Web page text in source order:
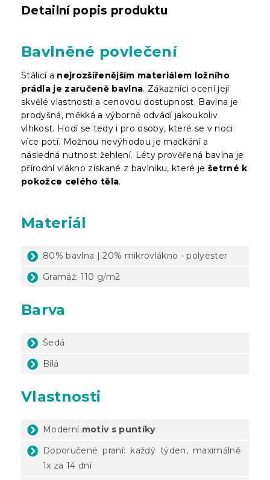
Detailní popis produktu
Bavlněné povlečení
Stálicí a nejrozšířenějším materiálem ložního
prádla je zaručeně bavlna. Zákazníci ocení její
skvělé vlastnosti a cenovou dostupnost. Bavlna je
prodyšná, měkká a výborně odvádí jakoukoliv
vlhkost. Hodí se tedy i pro osoby, které se v noci
více potí. Možnou nevýhodou je mačkání a
následná nutnost žehlení. Léty prověřená bavlna je
přírodní vlákno získané z bavlníku, které je šetrné k
pokožce celého těla.
Materiál
80% bavlna | 20% mikrovlákno - polyester
Gramáž: 110 g/m2
Barva
Šedá
Bílá
Vlastnosti
Moderní motiv s puntíky
Doporučené praní: každý týden, maximálně
1x za 14 dní